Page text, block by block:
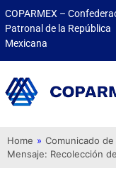
COPARMEX –
Patronal de la República
Mexicana
Home » Comunicado de
Mensaje: Recolección